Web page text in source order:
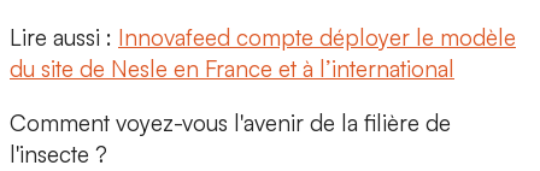
Lire aussi : Innovafeed compte déployer le modèle
du site de Nesle en France et à l’international
Comment voyez-vous l'avenir de la filière de
l'insecte ?